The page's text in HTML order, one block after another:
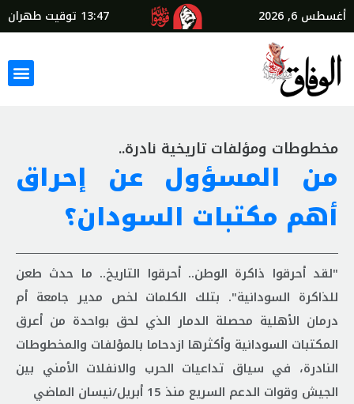
أغسطس 6, 2026 13:47 توقيت طهران
مخطوطات ومؤلفات تاريخية نادرة..
من المسؤول عن إحراق
أهم مكتبات السودان؟
"لقد أحرقوا ذاكرة الوطن.. أحرقوا التاريخ.. ما حدث طعن
للذاكرة السودانية". بتلك الكلمات لخص مدير جامعة أم
درمان الأهلية محصلة الدمار الذي لحق بواحدة من أعرق
المكتبات السودانية وأكثرها ازدحاما بالمؤلفات والمخطوطات
النادرة، في سياق تداعيات الحرب والانفلات الأمني بين
الجيش وقوات الدعم السريع منذ 15 أبريل/نيسان الماضي